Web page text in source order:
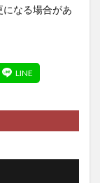
なる場合があ